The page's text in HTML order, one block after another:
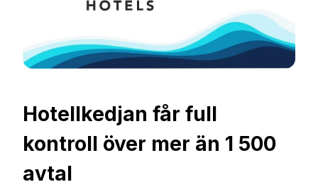
Hotellkedjan får full
kontroll över mer än 1 500
avtal